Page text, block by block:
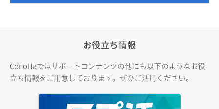
お役立ち情報
ConoHaではサポートコンテンツの他にも以下のようなお役
立ち情報をご用意しております。ぜひご活用ください。